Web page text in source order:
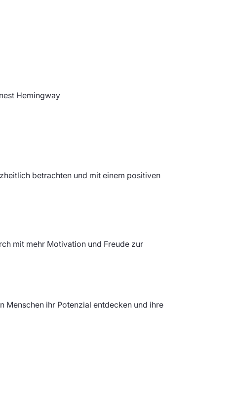
Hemingway
betrachten und mit einem positiven
mit mehr Motivation und Freude zur
Menschen ihr Potenzial entdecken und ihre